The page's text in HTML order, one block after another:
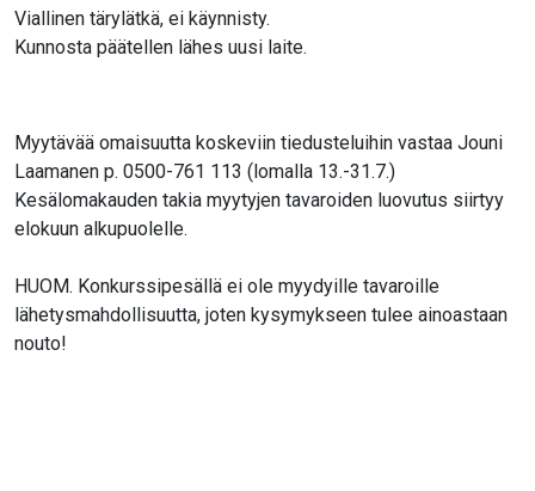
Viallinen tärylätkä, ei käynnisty.
Kunnosta päätellen lähes uusi laite.
Myytävää omaisuutta koskeviin tiedusteluihin vastaa Jouni
Laamanen p. 0500-761 113 (lomalla 13.-31.7.)
Kesälomakauden takia myytyjen tavaroiden luovutus siirtyy
elokuun alkupuolelle.
HUOM. Konkurssipesällä ei ole myydyille tavaroille
lähetysmahdollisuutta, joten kysymykseen tulee ainoastaan
nouto!